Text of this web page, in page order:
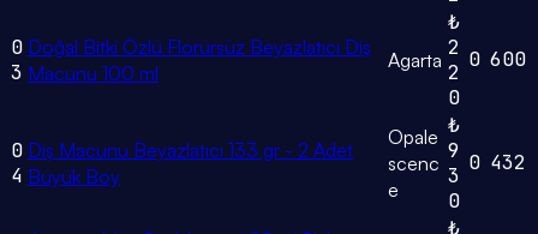
0
3
Doğal Bitki Özlü Florürsüz Beyazlatıcı Diş
Macunu 100 ml
Agarta
₺
2
2
0
0 600
0
4
Diş Macunu Beyazlatıcı 133 gr - 2 Adet
Büyük Boy
Opale
scenc
e
₺
9
3
0
0 432
₺